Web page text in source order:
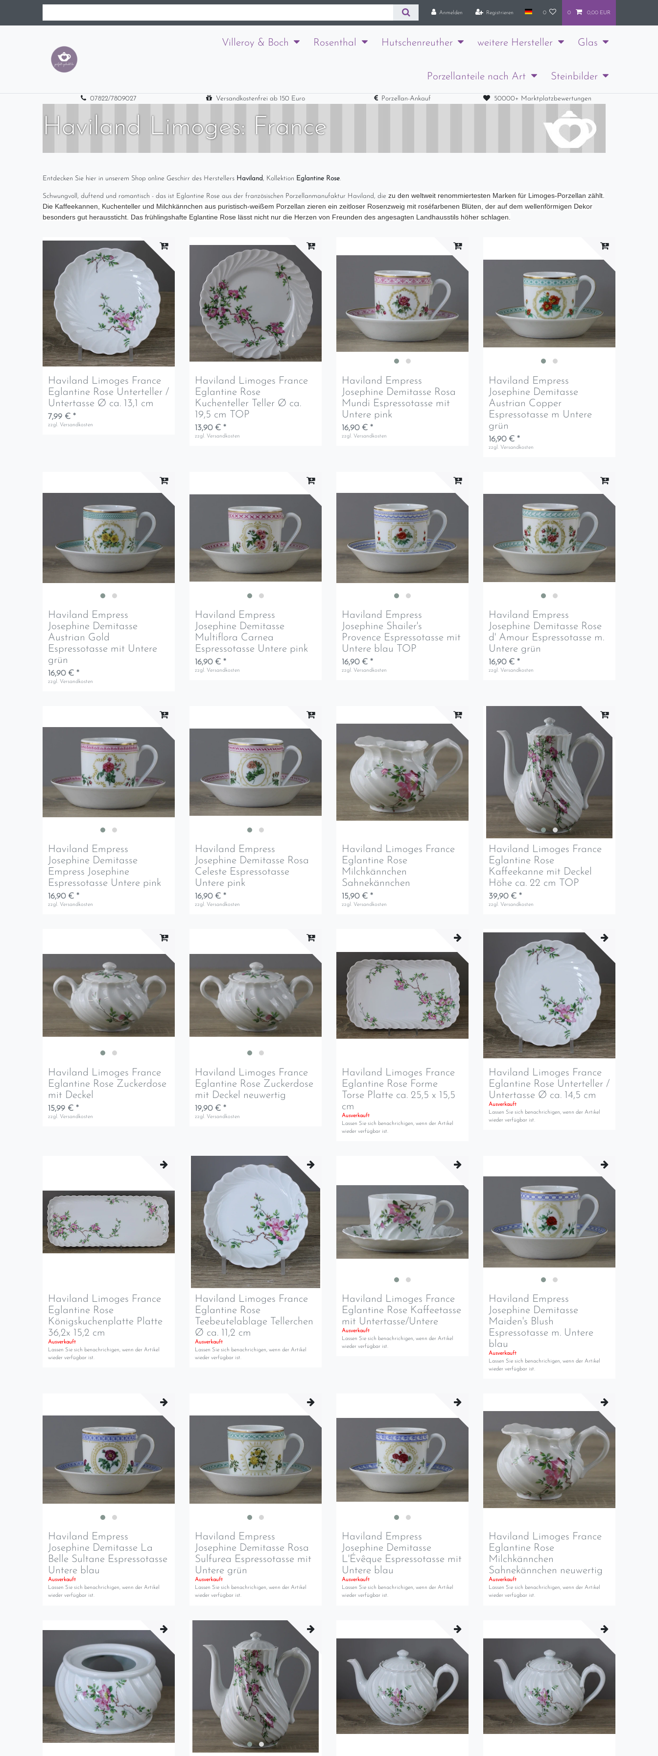
Anmelden Registrieren 0 0 0,00 EUR
Villeroy & Boch Rosenthal Hutschenreuther weitere Hersteller Glas
Porzellanteile nach Art Steinbilder
07822/7809027 Versandkostenfrei ab 150 Euro Porzellan-Ankauf 50000+ Marktplatzbewertungen
Haviland Limoges: France
Entdecken Sie hier in unserem Shop online Geschirr des Herstellers Haviland, Kollektion Eglantine Rose.
Schwungvoll, duftend und romantisch - das ist Eglantine Rose aus der französischen Porzellanmanufaktur Haviland, die zu den weltweit renommiertesten Marken für Limoges-Porzellan zählt.
Die Kaffeekannen, Kuchenteller und Milchkännchen aus puristisch-weißem Porzellan zieren ein zeitloser Rosenzweig mit roséfarbenen Blüten, der auf dem wellenförmigen Dekor
besonders gut heraussticht. Das frühlingshafte Eglantine Rose lässt nicht nur die Herzen von Freunden des angesagten Landhausstils höher schlagen.
Haviland Limoges France
Eglantine Rose Unterteller /
Untertasse Ø ca. 13,1 cm
7,99 € *
zzgl. Versandkosten
Haviland Limoges France
Eglantine Rose
Kuchenteller Teller Ø ca.
19,5 cm TOP
13,90 € *
zzgl. Versandkosten
Haviland Empress
Josephine Demitasse Rosa
Mundi Espressotasse mit
Untere pink
16,90 € *
zzgl. Versandkosten
Haviland Empress
Josephine Demitasse
Austrian Copper
Espressotasse m Untere
grün
16,90 € *
zzgl. Versandkosten
Haviland Empress
Josephine Demitasse
Austrian Gold
Espressotasse mit Untere
grün
16,90 € *
zzgl. Versandkosten
Haviland Empress
Josephine Demitasse
Multiflora Carnea
Espressotasse Untere pink
16,90 € *
zzgl. Versandkosten
Haviland Empress
Josephine Shailer's
Provence Espressotasse mit
Untere blau TOP
16,90 € *
zzgl. Versandkosten
Haviland Empress
Josephine Demitasse Rose
d' Amour Espressotasse m.
Untere grün
16,90 € *
zzgl. Versandkosten
Haviland Empress
Josephine Demitasse
Empress Josephine
Espressotasse Untere pink
16,90 € *
zzgl. Versandkosten
Haviland Empress
Josephine Demitasse Rosa
Celeste Espressotasse
Untere pink
16,90 € *
zzgl. Versandkosten
Haviland Limoges France
Eglantine Rose
Milchkännchen
Sahnekännchen
15,90 € *
zzgl. Versandkosten
Haviland Limoges France
Eglantine Rose
Kaffeekanne mit Deckel
Höhe ca. 22 cm TOP
39,90 € *
zzgl. Versandkosten
Haviland Limoges France
Eglantine Rose Zuckerdose
mit Deckel
15,99 € *
zzgl. Versandkosten
Haviland Limoges France
Eglantine Rose Zuckerdose
mit Deckel neuwertig
19,90 € *
zzgl. Versandkosten
Haviland Limoges France
Eglantine Rose Forme
Torse Platte ca. 25,5 x 15,5
cm
Ausverkauft
Lassen Sie sich benachrichigen, wenn der Artikel
wieder verfügbar ist.
Haviland Limoges France
Eglantine Rose Unterteller /
Untertasse Ø ca. 14,5 cm
Ausverkauft
Lassen Sie sich benachrichigen, wenn der Artikel
wieder verfügbar ist.
Haviland Limoges France
Eglantine Rose
Königskuchenplatte Platte
36,2x 15,2 cm
Ausverkauft
Lassen Sie sich benachrichigen, wenn der Artikel
wieder verfügbar ist.
Haviland Limoges France
Eglantine Rose
Teebeutelablage Tellerchen
Ø ca. 11,2 cm
Ausverkauft
Lassen Sie sich benachrichigen, wenn der Artikel
wieder verfügbar ist.
Haviland Limoges France
Eglantine Rose Kaffeetasse
mit Untertasse/Untere
Ausverkauft
Lassen Sie sich benachrichigen, wenn der Artikel
wieder verfügbar ist.
Haviland Empress
Josephine Demitasse
Maiden's Blush
Espressotasse m. Untere
blau
Ausverkauft
Lassen Sie sich benachrichigen, wenn der Artikel
wieder verfügbar ist.
Haviland Empress
Josephine Demitasse La
Belle Sultane Espressotasse
Untere blau
Ausverkauft
Lassen Sie sich benachrichigen, wenn der Artikel
wieder verfügbar ist.
Haviland Empress
Josephine Demitasse Rosa
Sulfurea Espressotasse mit
Untere grün
Ausverkauft
Lassen Sie sich benachrichigen, wenn der Artikel
wieder verfügbar ist.
Haviland Empress
Josephine Demitasse
L'Évêque Espressotasse mit
Untere blau
Ausverkauft
Lassen Sie sich benachrichigen, wenn der Artikel
wieder verfügbar ist.
Haviland Limoges France
Eglantine Rose
Milchkännchen
Sahnekännchen neuwertig
Ausverkauft
Lassen Sie sich benachrichigen, wenn der Artikel
wieder verfügbar ist.